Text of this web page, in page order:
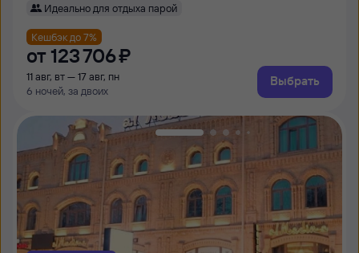
Идеально для отдыха парой
Кешбэк до 7%
от 123 ⁠706 ⁠₽
11 авг, вт — 17 авг, пн
6 ночей, за двоих
Выбрать